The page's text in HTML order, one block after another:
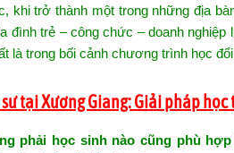
khi trở thành một trong những địa
đình trẻ – công chức – doanh
là trong bối cảnh chương trình học
sư tại Xương Giang: Giải pháp
phải học sinh nào cũng phù